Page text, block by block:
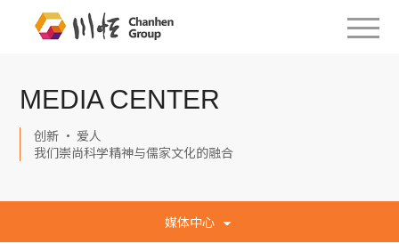
MEDIA CENTER
创新 · 爱人
我们崇尚科学精神与儒家文化的融合
媒体中心